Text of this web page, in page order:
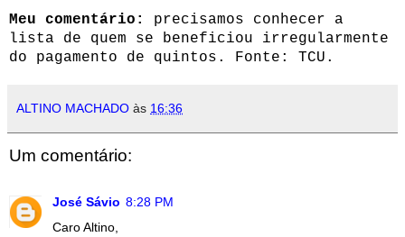
Meu comentário:
precisamos conhecer a
lista de quem se beneficiou irregularmente
do pagamento de quintos. Fonte: TCU.
ALTINO MACHADO às 16:36
Um comentário:
José Sávio 8:28 PM
Caro Altino,